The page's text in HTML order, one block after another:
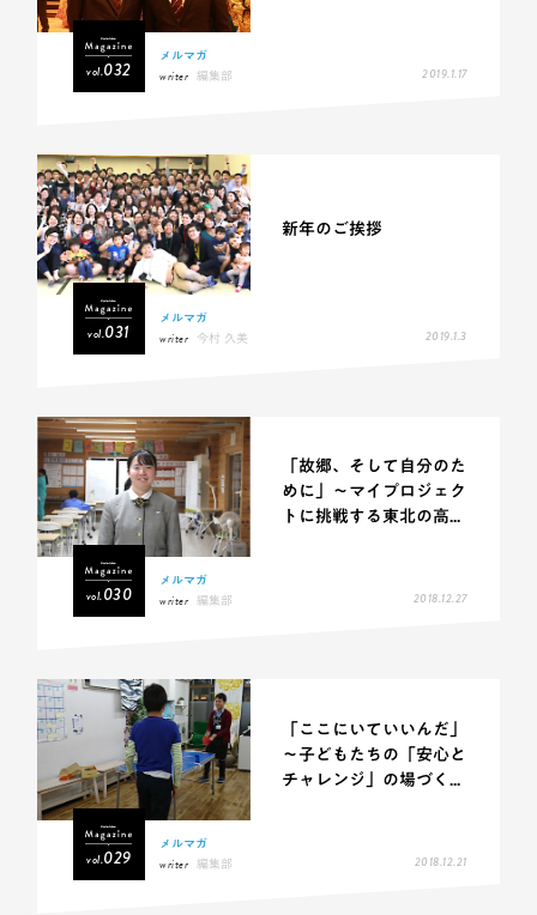
vol.032
メルマガ
writer
編集部 2019.1.17
vol.031
新年のご挨拶
メルマガ
writer
今村 久美 2019.1.3
vol.030
「故郷、そして自分のた
めに」〜マイプロジェク
トに挑戦する東北の高...
メルマガ
writer
編集部 2018.12.27
vol.029
「ここにいていいんだ」
～子どもたちの「安心と
チャレンジ」の場づく...
メルマガ
writer
編集部 2018.12.21